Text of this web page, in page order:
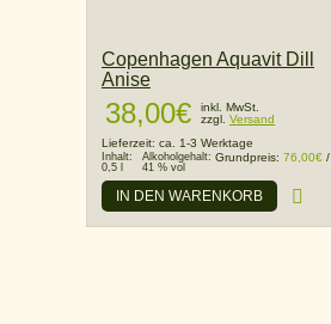
Copenhagen Aquavit Dill
Anise
38,00€
inkl. MwSt.
zzgl.Versand
Lieferzeit: ca. 1-3 Werktage
Inhalt:
0,5 l
Alkoholgehalt:
41 % vol
Grundpreis: 76,00€/
IN DEN WARENKORB